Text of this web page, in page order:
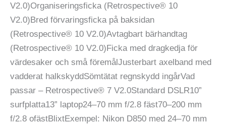
V2.0)Organiseringsficka (Retrospective® 10
V2.0)Bred förvaringsficka på baksidan
(Retrospective® 10 V2.0)Avtagbart bärhandtag
(Retrospective® 10 V2.0)Ficka med dragkedja för
värdesaker och små föremålJusterbart axelband med
vadderat halkskyddSömtätat regnskydd ingårVad
passar – Retrospective® 7 V2.0Standard DSLR10”
surfplatta13” laptop24–70 mm f/2.8 fäst70–200 mm
f/2.8 ofästBlixtExempel: Nikon D850 med 24–70 mm